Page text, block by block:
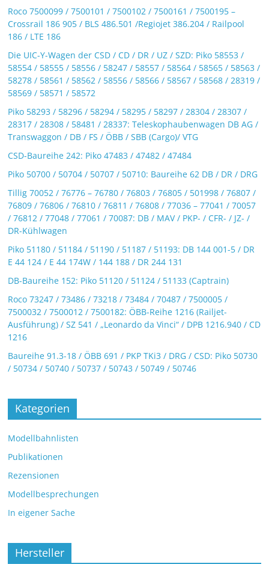
Roco 7500099 / 7500101 / 7500102 / 7500161 / 7500195 –
Crossrail 186 905 / BLS 486.501 /Regiojet 386.204 / Railpool
186 / LTE 186
Die UIC-Y-Wagen der CSD / CD / DR / UZ / SZD: Piko 58553 /
58554 / 58555 / 58556 / 58247 / 58557 / 58564 / 58565 / 58563 /
58278 / 58561 / 58562 / 58556 / 58566 / 58567 / 58568 / 28319 /
58569 / 58571 / 58572
Piko 58293 / 58296 / 58294 / 58295 / 58297 / 28304 / 28307 /
28317 / 28308 / 58481 / 28337: Teleskophaubenwagen DB AG /
Transwaggon / DB / FS / ÖBB / SBB (Cargo)/ VTG
CSD-Baureihe 242: Piko 47483 / 47482 / 47484
Piko 50700 / 50704 / 50707 / 50710: Baureihe 62 DB / DR / DRG
Tillig 70052 / 76776 – 76780 / 76803 / 76805 / 501998 / 76807 /
76809 / 76806 / 76810 / 76811 / 76808 / 77036 – 77041 / 70057
/ 76812 / 77048 / 77061 / 70087: DB / MAV / PKP- / CFR- / JZ- /
DR-Kühlwagen
Piko 51180 / 51184 / 51190 / 51187 / 51193: DB 144 001-5 / DR
E 44 124 / E 44 174W / 144 188 / DR 244 131
DB-Baureihe 152: Piko 51120 / 51124 / 51133 (Captrain)
Roco 73247 / 73486 / 73218 / 73484 / 70487 / 7500005 /
7500032 / 7500012 / 7500182: ÖBB-Reihe 1216 (Railjet-
Ausführung) / SZ 541 / „Leonardo da Vinci“ / DPB 1216.940 / CD
1216
Baureihe 91.3-18 / ÖBB 691 / PKP TKi3 / DRG / CSD: Piko 50730
/ 50734 / 50740 / 50737 / 50743 / 50749 / 50746
Kategorien
Modellbahnlisten
Publikationen
Rezensionen
Modellbesprechungen
In eigener Sache
Hersteller